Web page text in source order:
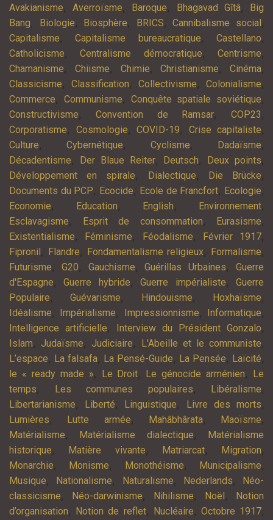
Avakianisme,Averroïsme, Baroque, Bhagavad Gîtâ,
Big
Bang, Biologie, Biosphère, BRICS,Cannibalisme social ,
Capitalisme,Capitalisme bureaucratique,Castellano,
Catholicisme,Centralisme démocratique,Centrisme,
Chamanisme, Chiisme, Chimie,Christianisme, Cinéma,
Classicisme, Classification, Collectivisme, Colonialisme,
Commerce, Communisme, Conquête spatiale soviétique,
Constructivisme, Convention de Ramsar, COP23 ,
Corporatisme, Cosmologie, COVID-19, Crise capitaliste,
Culture, Cybernétique, Cyclisme, Dadaïsme,
Décadentisme, Der Blaue Reiter, Deutsch, Deux points,
Développement en spirale, Dialectique, Die Brücke,
Documents du PCP, Ecocide, Ecole de Francfort, Ecologie,
Economie, Education, English, Environnement,
Esclavagisme, Esprit de consommation, Eurasisme,
Existentialisme, Féminisme, Féodalisme, Février 1917,
Fipronil , Flandre, Fondamentalisme religieux, Formalisme,
Futurisme, G20, Gauchisme,Guérillas Urbaines,Guerre
d'Espagne,Guerre hybride,Guerre impérialiste,Guerre
Populaire,Guévarisme, Hindouisme, Hoxhaïsme,
Idéalisme, Impérialisme, Impressionnisme, Informatique,
Intelligence artificielle, Interview du Président Gonzalo,
Islam, Judaïsme, Judiciaire, L'Abeille et le communiste,
L’espace, La falsafa, La Pensé-Guide, La Pensée, Laïcité,
le « ready made », Le Droit, Le génocide arménien,
Le
temps, Les communes populaires, Libéralisme,
Libertarianisme, Liberté, Linguistique, Livre des morts,
Lumières, Lutte armée, Mahâbhârata, Maoïsme,
Matérialisme, Matérialisme dialectique,
Matérialisme
historique, Matière vivante, Matriarcat, Migration,
Monarchie, Monisme, Monothéisme, Municipalisme,
Musique, Nationalisme, Naturalisme, Nederlands,
Néo-
classicisme, Néo-darwinisme, Nihilisme, Noël ,
Notion
d’organisation, Notion de reflet, Nucléaire, Octobre 1917,